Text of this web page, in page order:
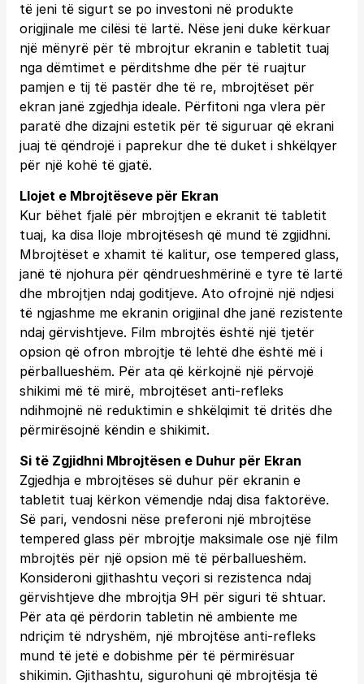
të jeni të sigurt se po investoni në produkte
origjinale me cilësi të lartë. Nëse jeni duke kërkuar
një mënyrë për të mbrojtur ekranin e tabletit tuaj
nga dëmtimet e përditshme dhe për të ruajtur
pamjen e tij të pastër dhe të re, mbrojtëset për
ekran janë zgjedhja ideale. Përfitoni nga vlera për
paratë dhe dizajni estetik për të siguruar që ekrani
juaj të qëndrojë i paprekur dhe të duket i shkëlqyer
për një kohë të gjatë.
Llojet e Mbrojtëseve për Ekran
Kur bëhet fjalë për mbrojtjen e ekranit të tabletit
tuaj, ka disa lloje mbrojtësesh që mund të zgjidhni.
Mbrojtëset e xhamit të kalitur, ose tempered glass,
janë të njohura për qëndrueshmërinë e tyre të lartë
dhe mbrojtjen ndaj goditjeve. Ato ofrojnë një ndjesi
të ngjashme me ekranin origjinal dhe janë rezistente
ndaj gërvishtjeve. Film mbrojtës është një tjetër
opsion që ofron mbrojtje të lehtë dhe është më i
përballueshëm. Për ata që kërkojnë një përvojë
shikimi më të mirë, mbrojtëset anti-refleks
ndihmojnë në reduktimin e shkëlqimit të dritës dhe
përmirësojnë këndin e shikimit.
Si të Zgjidhni Mbrojtësen e Duhur për Ekran
Zgjedhja e mbrojtëses së duhur për ekranin e
tabletit tuaj kërkon vëmendje ndaj disa faktorëve.
Së pari, vendosni nëse preferoni një mbrojtëse
tempered glass për mbrojtje maksimale ose një film
mbrojtës për një opsion më të përballueshëm.
Konsideroni gjithashtu veçori si rezistenca ndaj
gërvishtjeve dhe mbrojtja 9H për siguri të shtuar.
Për ata që përdorin tabletin në ambiente me
ndriçim të ndryshëm, një mbrojtëse anti-refleks
mund të jetë e dobishme për të përmirësuar
shikimin. Gjithashtu, sigurohuni që mbrojtësja të